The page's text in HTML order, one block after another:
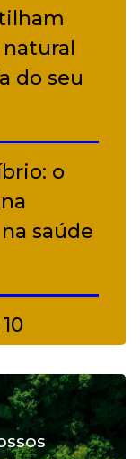
show em
do seu
o
saúde
mix
opções